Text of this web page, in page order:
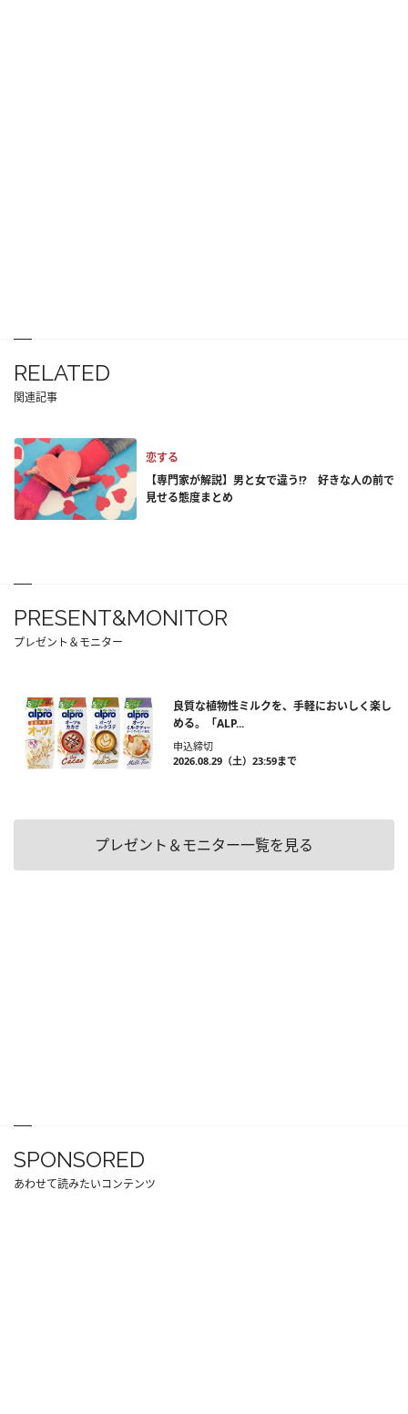
RELATED
関連記事
恋する
【専門家が解説】男と女で違う!? 好きな人の前で
見せる態度まとめ
PRESENT&MONITOR
プレゼント＆モニター
良質な植物性ミルクを、手軽においしく楽し
める。「ALP...
申込締切
2026.08.29（土）23:59まで
プレゼント＆モニター一覧を見る
SPONSORED
あわせて読みたいコンテンツ